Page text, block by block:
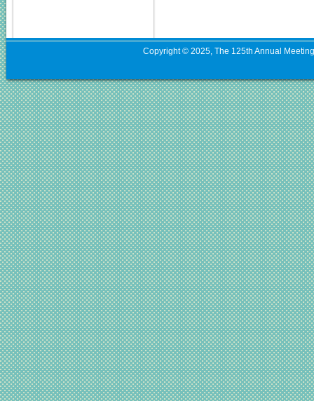
Copyright © 2025, The 125th Annual